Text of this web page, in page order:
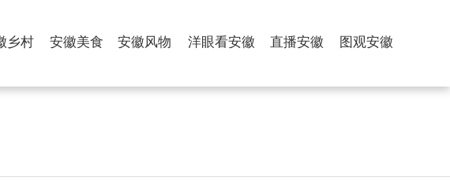
乡村 安徽美食 安徽风物 洋眼看安徽 直播安徽 图观安徽